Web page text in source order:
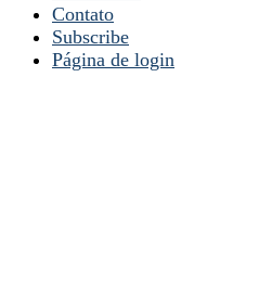
Contato
Subscribe
Página de login